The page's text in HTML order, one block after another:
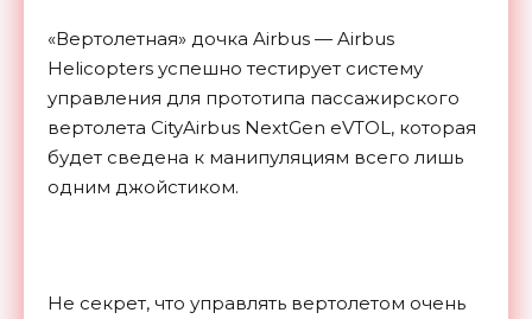
«Вертолетная» дочка Airbus — Airbus
Helicopters успешно тестирует систему
управления для прототипа пассажирского
вертолета CityAirbus NextGen eVTOL, которая
будет сведена к манипуляциям всего лишь
одним джойстиком.
Не секрет, что управлять вертолетом очень